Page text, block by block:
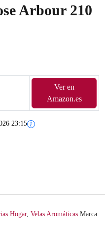
Arbour 210
Ver en
Amazon.es
23:15
Hogar, Velas Aromáticas Marca: